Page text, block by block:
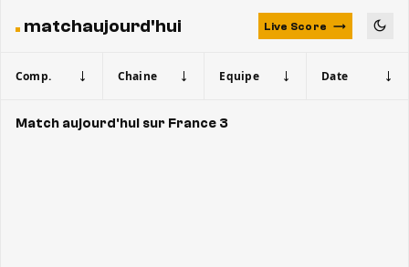
matchaujourd'hui Live Score
Comp. Chaine Equipe Date
Match aujourd'hui sur France 3